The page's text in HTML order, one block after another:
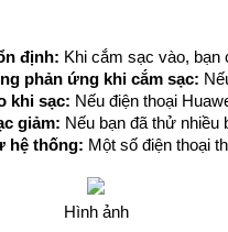
định: Khi cắm sạc vào, bạn
phản ứng khi cắm sạc:
khi sạc: Nếu điện thoại
giảm: Nếu bạn đã thử
hệ thống: Một số điện thoại
Hình ảnh